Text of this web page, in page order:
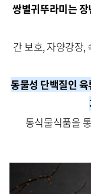
쌍별귀뚜라미는
간 보호, 자양강장,
동물성 단백질인
동식물식품을